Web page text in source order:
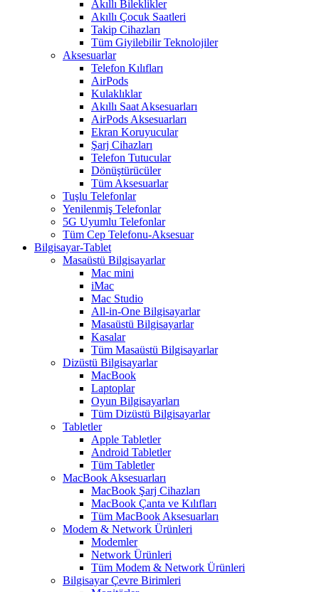
Akıllı Bileklikler
Akıllı Çocuk Saatleri
Takip Cihazları
Tüm Giyilebilir Teknolojiler
Aksesuarlar
Telefon Kılıfları
AirPods
Kulaklıklar
Akıllı Saat Aksesuarları
AirPods Aksesuarları
Ekran Koruyucular
Şarj Cihazları
Telefon Tutucular
Dönüştürücüler
Tüm Aksesuarlar
Tuşlu Telefonlar
Yenilenmiş Telefonlar
5G Uyumlu Telefonlar
Tüm Cep Telefonu-Aksesuar
Bilgisayar-Tablet
Masaüstü Bilgisayarlar
Mac mini
iMac
Mac Studio
All-in-One Bilgisayarlar
Masaüstü Bilgisayarlar
Kasalar
Tüm Masaüstü Bilgisayarlar
Dizüstü Bilgisayarlar
MacBook
Laptoplar
Oyun Bilgisayarları
Tüm Dizüstü Bilgisayarlar
Tabletler
Apple Tabletler
Android Tabletler
Tüm Tabletler
MacBook Aksesuarları
MacBook Şarj Cihazları
MacBook Çanta ve Kılıfları
Tüm MacBook Aksesuarları
Modem & Network Ürünleri
Modemler
Network Ürünleri
Tüm Modem & Network Ürünleri
Bilgisayar Çevre Birimleri